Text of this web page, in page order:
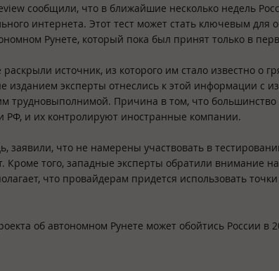
сообщили, что в ближайшие несколько недель
интернета. Этот тест может стать ключевым для
Рунете, который пока был принят только в
источник, из которого им стало известно о
изданием эксперты отнеслись к этой информации с
трудновыполнимой. Причина в том, что
РФ, и их контролируют иностранные компании.
что не намерены участвовать в
Кроме того, западные эксперты обратили внимание
что провайдерам придется использовать
об автономном Рунете может обойтись России в